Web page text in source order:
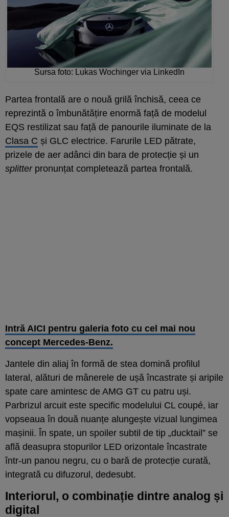
Sursa foto: Lukas Wochinger via LinkedIn
Partea frontală are o nouă grilă închisă, ceea ce
reprezintă o îmbunătățire enormă față de modelul
EQS restilizat sau față de panourile iluminate de la
Clasa C și GLC electrice. Farurile LED pătrate,
prizele de aer adânci din bara de protecție și un
splitterpronunțat completează partea frontală.
Intră AICI pentru galeria foto cu cel mai nou
concept Mercedes-Benz.
Jantele din aliaj în formă de stea domină profilul
lateral, alături de mânerele de ușă încastrate și aripile
spate care amintesc de AMG GT cu patru uși.
Parbrizul arcuit este specific modelului CL coupé, iar
vopseaua în două nuanțe alungește vizual lungimea
mașinii. În spate, un spoiler subtil de tip „ducktail” se
află deasupra stopurilor LED orizontale încastrate
într-un panou negru, cu o bară de protecție curată,
integrată cu difuzorul, dedesubt.
Interiorul, o combinație dintre analog și
digital